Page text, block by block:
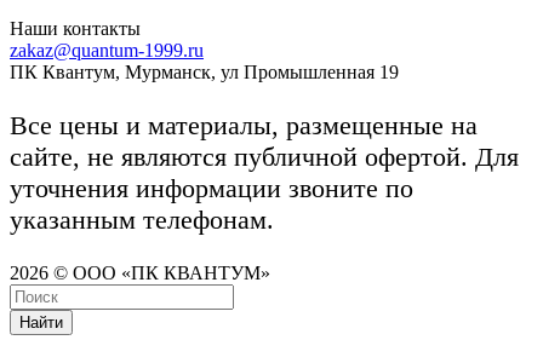
Наши контакты
zakaz@quantum-1999.ru
ПК Квантум, Мурманск, ул Промышленная 19
Все цены и материалы, размещенные на
сайте, не являются публичной офертой. Для
уточнения информации звоните по
указанным телефонам.
2026 © ООО «ПК КВАНТУМ»
Найти